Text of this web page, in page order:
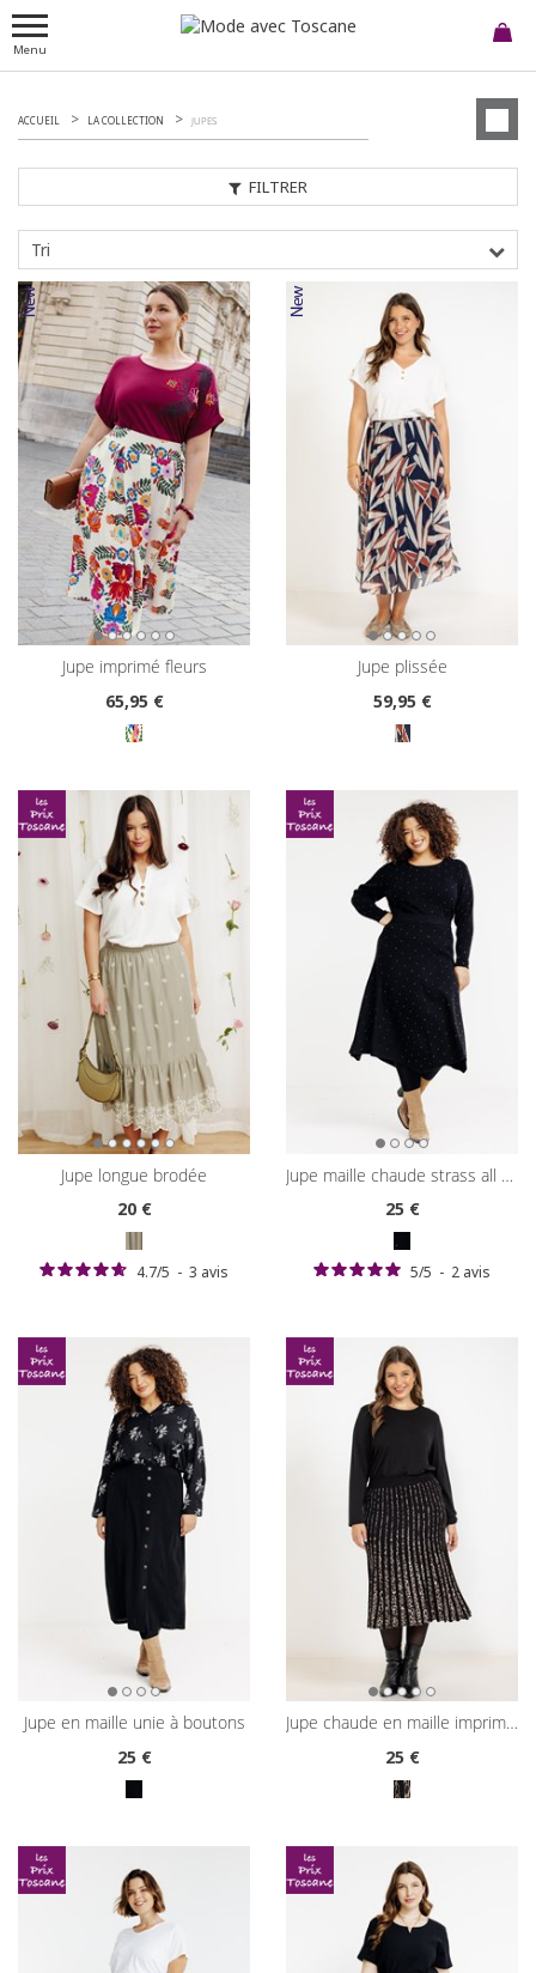
Menu
FILTRER
ACCUEIL LA COLLECTION JUPES
Tri
jupe imprimé fleurs
65,95 €
jupe plissée
59,95 €
jupe longue brodée
20€
4.7/5 - 3 avis
jupe maille chaude strass all over
25€
5/5 - 2 avis
jupe en maille unie à boutons
25€
jupe chaude en maille imprimé léopard
25€